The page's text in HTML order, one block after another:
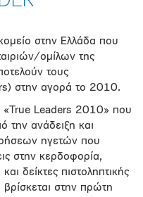
στην Ελλάδα που
ομίλων της
τους
στην αγορά το 2010.
«True Leaders 2010» που
την ανάδειξη και
ηγετών που
στην κερδοφορία,
δείκτες πιστοληπτικής
βρίσκεται στην πρώτη